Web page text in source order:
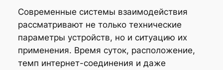
Современные системы взаимодействия
рассматривают не только технические
параметры устройств, но и ситуацию их
применения. Время суток, расположение,
темп интернет-соединения и даже